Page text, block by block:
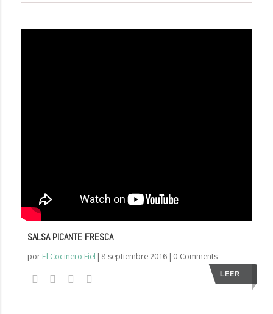
SALSA PICANTE FRESCA
por El Cocinero Fiel| 8 septiembre 2016 | 0 Comments
LEER